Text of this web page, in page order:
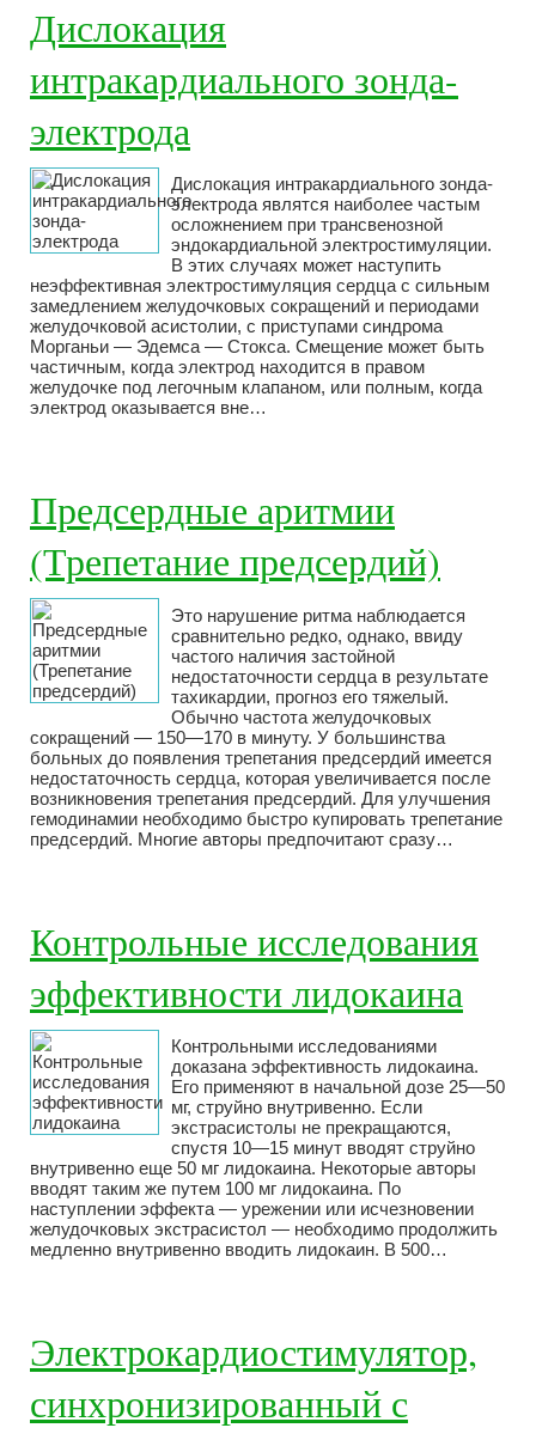
Дислокация
интракардиального зонда-
электрода
Дислокация интракардиального зонда-
электрода являтся наиболее частым
осложнением при трансвенозной
эндокардиальной электростимуляции.
В этих случаях может наступить
неэффективная электростимуляция сердца с сильным
замедлением желудочковых сокращений и периодами
желудочковой асистолии, с приступами синдрома
Морганьи — Эдемса — Стокса. Смещение может быть
частичным, когда электрод находится в правом
желудочке под легочным клапаном, или полным, когда
электрод оказывается вне…
Предсердные аритмии
(Трепетание предсердий)
Это нарушение ритма наблюдается
сравнительно редко, однако, ввиду
частого наличия застойной
недостаточности сердца в результате
тахикардии, прогноз его тяжелый.
Обычно частота желудочковых
сокращений — 150—170 в минуту. У большинства
больных до появления трепетания предсердий имеется
недостаточность сердца, которая увеличивается после
возникновения трепетания предсердий. Для улучшения
гемодинамии необходимо быстро купировать трепетание
предсердий. Многие авторы предпочитают сразу…
Контрольные исследования
эффективности лидокаина
Контрольными исследованиями
доказана эффективность лидокаина.
Его применяют в начальной дозе 25—50
мг, струйно внутривенно. Если
экстрасистолы не прекращаются,
спустя 10—15 минут вводят струйно
внутривенно еще 50 мг лидокаина. Некоторые авторы
вводят таким же путем 100 мг лидокаина. По
наступлении эффекта — урежении или исчезновении
желудочковых экстрасистол — необходимо продолжить
медленно внутривенно вводить лидокаин. В 500…
Электрокардиостимулятор,
синхронизированный с